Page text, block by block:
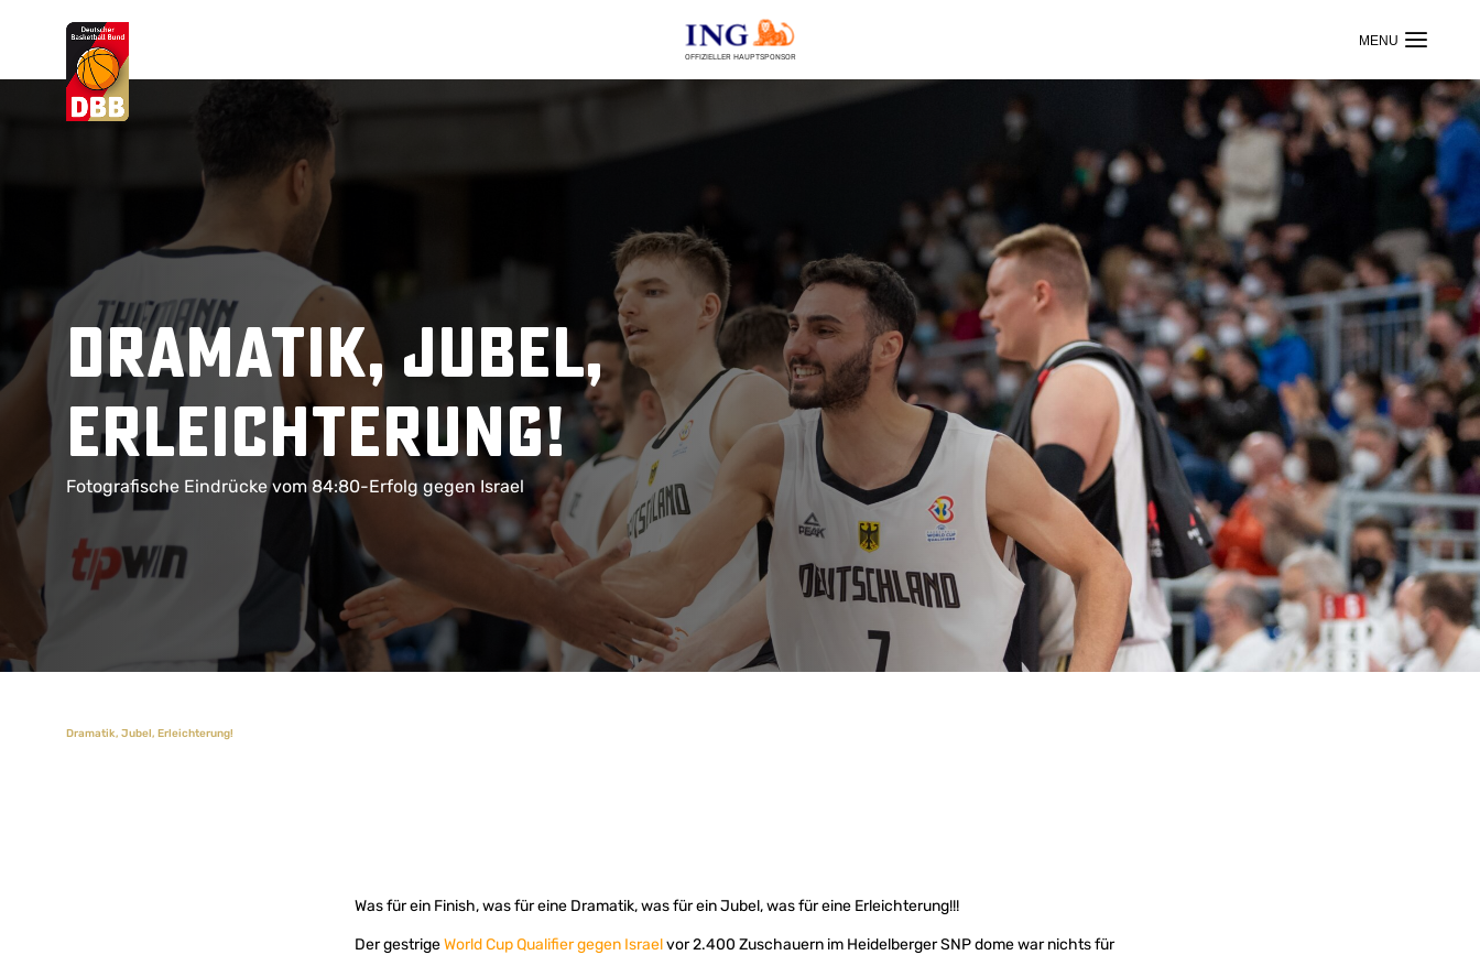
OFFIZIELLER HAUPTSPONSOR
Suchvorschläge
Dramatik, Jubel,
Erleichterung!
Fotografische Eindrücke vom 84:80-Erfolg gegen Israel
Dramatik, Jubel, Erleichterung!
Was für ein Finish, was für eine Dramatik, was für ein Jubel, was für eine Erleichterung!!!
Der gestrigeWorld Cup Qualifier gegen Israelvor 2.400 Zuschauern im Heidelberger SNP dome war nichts für